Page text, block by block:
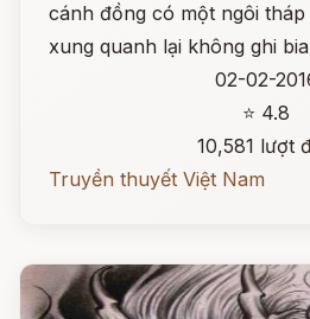
cánh đồng có một ngôi
xung quanh lại không ghi
02-02-
⭐ 4.8
10,581 lượt
Truyền thuyết Việt Nam